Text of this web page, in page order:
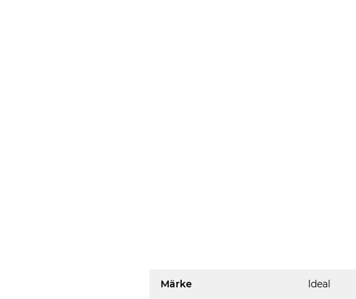
Märke Ideal